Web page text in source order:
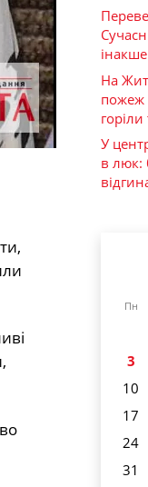
інакше
На
пожеж
горіли
У
в люк:
Пн
3
10
17
24
31